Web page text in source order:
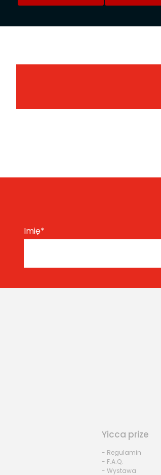
Imię*
Yicca prize
- Regulamin
- F.A.Q.
- Wystawa